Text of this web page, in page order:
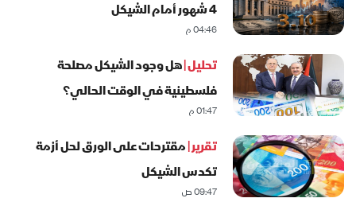
4 شهور أمام الشيكل
04:46 م
تحليل |هل وجود الشيكل مصلحة
فلسطينية في الوقت الحالي؟
01:47 م
تقرير |مقترحات على الورق لحل أزمة
تكدس الشيكل
09:47 ص